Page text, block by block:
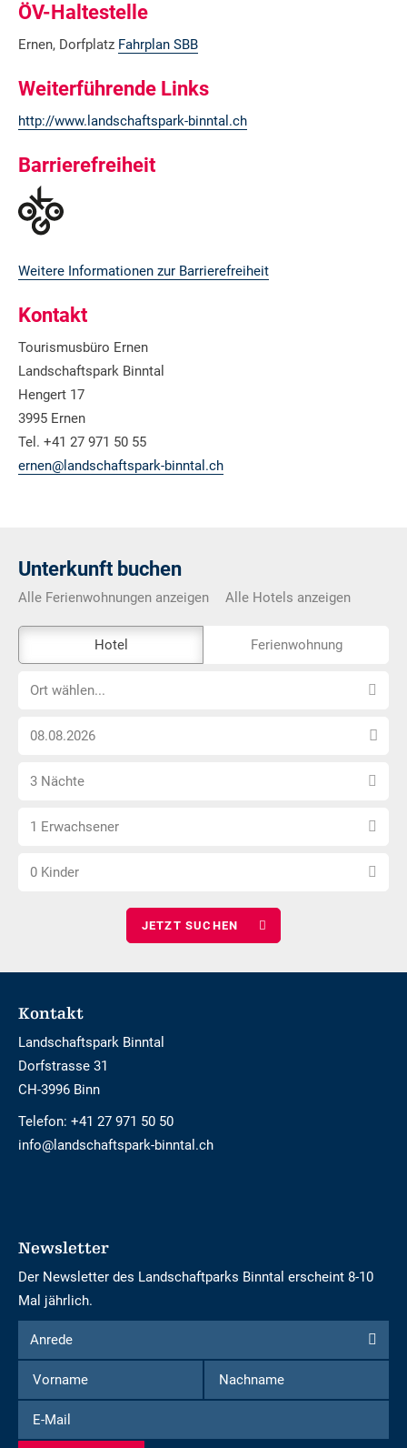
ÖV-Haltestelle
Ernen, Dorfplatz Fahrplan SBB
Weiterführende Links
http://www.landschaftspark-binntal.ch
Barrierefreiheit
Weitere Informationen zur Barrierefreiheit
Kontakt
Tourismusbüro Ernen
Landschaftspark Binntal
Hengert 17
3995 Ernen
Tel. +41 27 971 50 55
ernen@landschaftspark-binntal.ch
Unterkunft buchen
Alle Ferienwohnungen anzeigen Alle Hotels anzeigen
Externe-
Buchungstool
nicht
Hotel Ferienwohnung
OrtOrt wählen...
Anreise
wählen
Anzahl
wählen
3 Nächte
Anzahl
wählen
1 Erwachsener
Anzahl
0 Kinder
Footer
Kontakt
Landschaftspark Binntal
Dorfstrasse 31
CH-3996 Binn
Telefon: +41 27 971 50 50
info@landschaftspark-binntal.ch
Newsletter
Der Newsletter des Landschaftparks Binntal erscheint 8-10
Mal jährlich.
Formular
um
sich
für
den
Anrede
Anrede
Vorname
Nachname
Mail